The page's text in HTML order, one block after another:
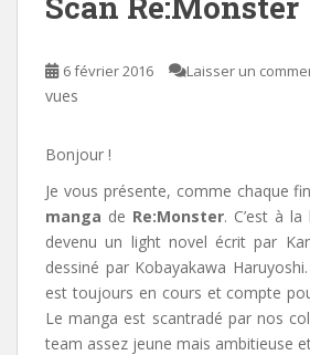
6 février 2016 Laisser un
vues
Bonjour !
Je vous présente, comme chaque
manga de Re:Monster. C’est à
devenu un light novel écrit par
dessiné par Kobayakawa
est toujours en cours et compte
Le manga est scantradé par nos
team assez jeune mais ambitieuse